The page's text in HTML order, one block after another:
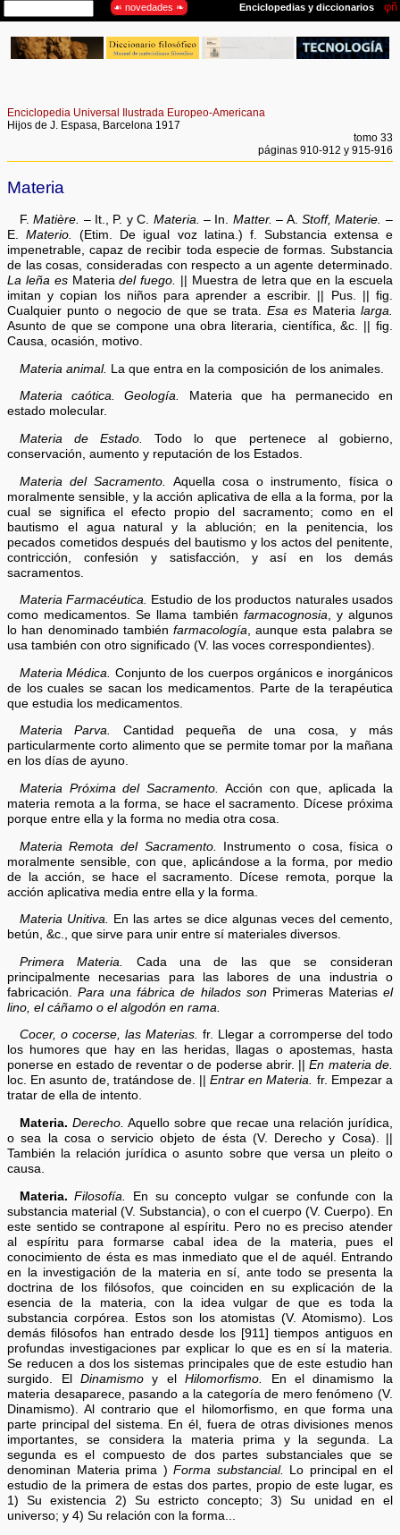
Enciclopedia Universal Ilustrada Europeo-Americana
Hijos de J. Espasa, Barcelona 1917
tomo 33
páginas 910-912 y 915-916
Materia
F.Matière. – It., P. y C. Materia. – In. Matter. – A.Stoff, Materie. –
E.Materio.
(Etim. De igual voz latina.) f. Substancia extensa e
impenetrable, capaz de recibir toda especie de formas. Substancia
de las cosas, consideradas con respecto a un agente determinado.
La leña esMateriadel fuego.
|| Muestra de letra que en la escuela
imitan y copian los niños para aprender a escribir. || Pus. || fig.
Cualquier punto o negocio de que se trata. Esa esMateria larga.
Asunto de que se compone una obra literaria, científica, &c. || fig.
Causa, ocasión, motivo.
Materia animal. La que entra en la composición de los animales.
Materia caótica. Geología.
Materia que ha permanecido en
estado molecular.
Materia de Estado.
Todo lo que pertenece al gobierno,
conservación, aumento y reputación de los Estados.
Materia del Sacramento.
Aquella cosa o instrumento, física o
moralmente sensible, y la acción aplicativa de ella a la forma, por la
cual se significa el efecto propio del sacramento; como en el
bautismo el agua natural y la ablución; en la penitencia, los
pecados cometidos después del bautismo y los actos del penitente,
contricción, confesión y satisfacción, y así en los demás
sacramentos.
Materia Farmacéutica. Estudio de los productos naturales usados
como medicamentos. Se llama también farmacognosia, y algunos
lo han denominado también farmacología, aunque esta palabra se
usa también con otro significado (V. las voces correspondientes).
Materia Médica.
Conjunto de los cuerpos orgánicos e inorgánicos
de los cuales se sacan los medicamentos. Parte de la terapéutica
que estudia los medicamentos.
Materia Parva.
Cantidad pequeña de una cosa, y más
particularmente corto alimento que se permite tomar por la mañana
en los días de ayuno.
Materia Próxima del Sacramento.
Acción con que, aplicada la
materia remota a la forma, se hace el sacramento. Dícese próxima
porque entre ella y la forma no media otra cosa.
Materia Remota del Sacramento.
Instrumento o cosa, física o
moralmente sensible, con que, aplicándose a la forma, por medio
de la acción, se hace el sacramento. Dícese remota, porque la
acción aplicativa media entre ella y la forma.
Materia Unitiva. En las artes se dice algunas veces del cemento,
betún, &c., que sirve para unir entre sí materiales diversos.
Primera Materia.
Cada una de las que se consideran
principalmente necesarias para las labores de una industria o
fabricación.Para una fábrica de hilados sonPrimeras Materias el
lino, el cáñamo o el algodón en rama.
Cocer, o cocerse, las Materias. fr. Llegar a corromperse del todo
los humores que hay en las heridas, llagas o apostemas, hasta
ponerse en estado de reventar o de poderse abrir. ||En materia de.
loc. En asunto de, tratándose de. ||Entrar en Materia. fr. Empezar a
tratar de ella de intento.
Materia. Derecho. Aquello sobre que recae una relación jurídica,
o sea la cosa o servicio objeto de ésta (V. Derecho y Cosa). ||
También la relación jurídica o asunto sobre que versa un pleito o
causa.
Materia. Filosofía.
En su concepto vulgar se confunde con la
substancia material (V. Substancia), o con el cuerpo (V. Cuerpo). En
este sentido se contrapone al espíritu. Pero no es preciso atender
al espíritu para formarse cabal idea de la materia, pues el
conocimiento de ésta es mas inmediato que el de aquél. Entrando
en la investigación de la materia en sí, ante todo se presenta la
doctrina de los filósofos, que coinciden en su explicación de la
esencia de la materia, con la idea vulgar de que es toda la
substancia corpórea. Estos son los atomistas (V. Atomismo). Los
demás filósofos han entrado desde los [911] tiempos antiguos en
profundas investigaciones par explicar lo que es en sí la materia.
Se reducen a dos los sistemas principales que de este estudio han
surgido. El Dinamismoy elHilomorfismo.
En el dinamismo la
materia desaparece, pasando a la categoría de mero fenómeno (V.
Dinamismo). Al contrario que el hilomorfismo, en que forma una
parte principal del sistema. En él, fuera de otras divisiones menos
importantes, se considera la materia prima y la segunda. La
segunda es el compuesto de dos partes substanciales que se
denominan Materia prima )Forma substancial.
Lo principal en el
estudio de la primera de estas dos partes, propio de este lugar, es
1) Su existencia 2) Su estricto concepto; 3) Su unidad en el
universo; y 4) Su relación con la forma...